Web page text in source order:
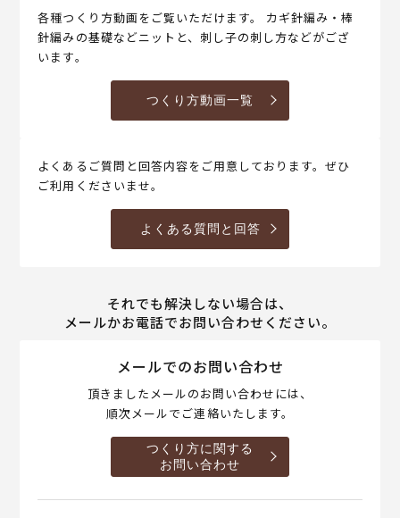
各種つくり方動画をご覧いただけます。 カギ針編み・棒
針編みの基礎などニットと、刺し子の刺し方などがござ
います。
つくり方動画一覧
よくあるご質問と回答内容をご用意しております。ぜひ
ご利用くださいませ。
よくある質問と回答
それでも解決しない場合は、
メールかお電話でお問い合わせください。
メールでのお問い合わせ
頂きましたメールのお問い合わせには、
順次メールでご連絡いたします。
つくり方に関する
お問い合わせ